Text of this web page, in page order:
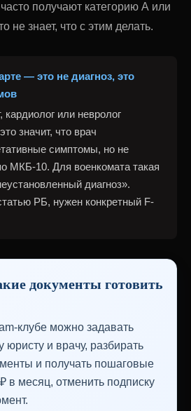
получают категорию А или
не знает, что с этим делать.
— это не диагноз, это
или невролог
значит, что врач
симптомы, но не
МКБ-10. Для военкомата такая
диагноз».
РБ, нужен конкретный F-
документы готовить
клубе можно задавать
и врачу, разбирать
и получать пошаговые
в месяц, отменить подписку